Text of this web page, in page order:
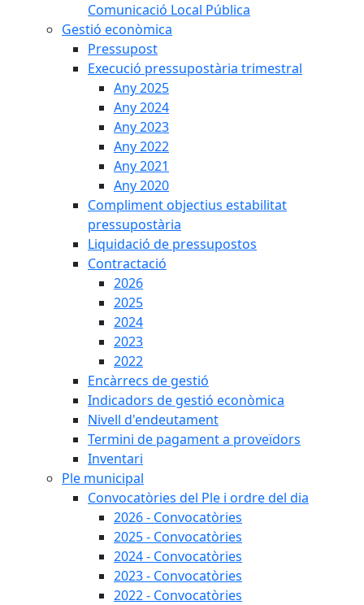
Comunicació Local Pública
Gestió econòmica
Pressupost
Execució pressupostària trimestral
Any 2025
Any 2024
Any 2023
Any 2022
Any 2021
Any 2020
Compliment objectius estabilitat
pressupostària
Liquidació de pressupostos
Contractació
2026
2025
2024
2023
2022
Encàrrecs de gestió
Indicadors de gestió econòmica
Nivell d'endeutament
Termini de pagament a proveïdors
Inventari
Ple municipal
Convocatòries del Ple i ordre del dia
2026 - Convocatòries
2025 - Convocatòries
2024 - Convocatòries
2023 - Convocatòries
2022 - Convocatòries